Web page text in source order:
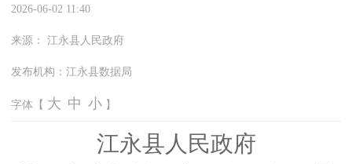
2026-06-02 11:40
来源： 江永县人民政府
发布机构： 江永县数据局
字体【 大 中 小 】
江永县人民政府